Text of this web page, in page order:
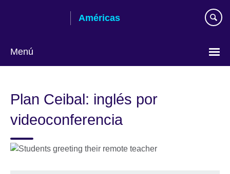
Américas
Menú
Plan Ceibal: inglés por
videoconferencia